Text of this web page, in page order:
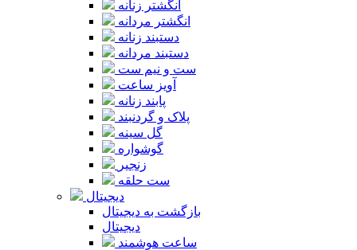
انگشتر زنانه
انگشتر مردانه
دستبند زنانه
دستبند مردانه
ست و نیم ست
آویز ساعت
پابند زنانه
پلاک و گردنبند
گل سینه
گوشواره
زنجیر
ست حلقه
دیجیتال
بازگشت به دیجیتال
دیجیتال
ساعت هوشمند